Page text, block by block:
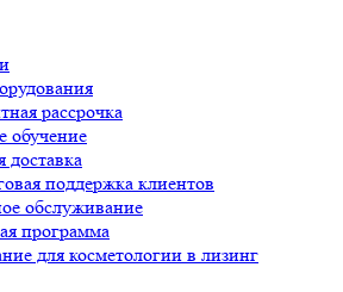
рассрочка
обучение
доставка
поддержка клиентов
обслуживание
программа
для косметологии в лизинг